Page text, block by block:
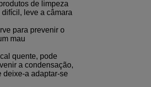
de limpeza
leve a câmara
para prevenir o
mau
quente, pode
a condensação,
deixe-a adaptar-se